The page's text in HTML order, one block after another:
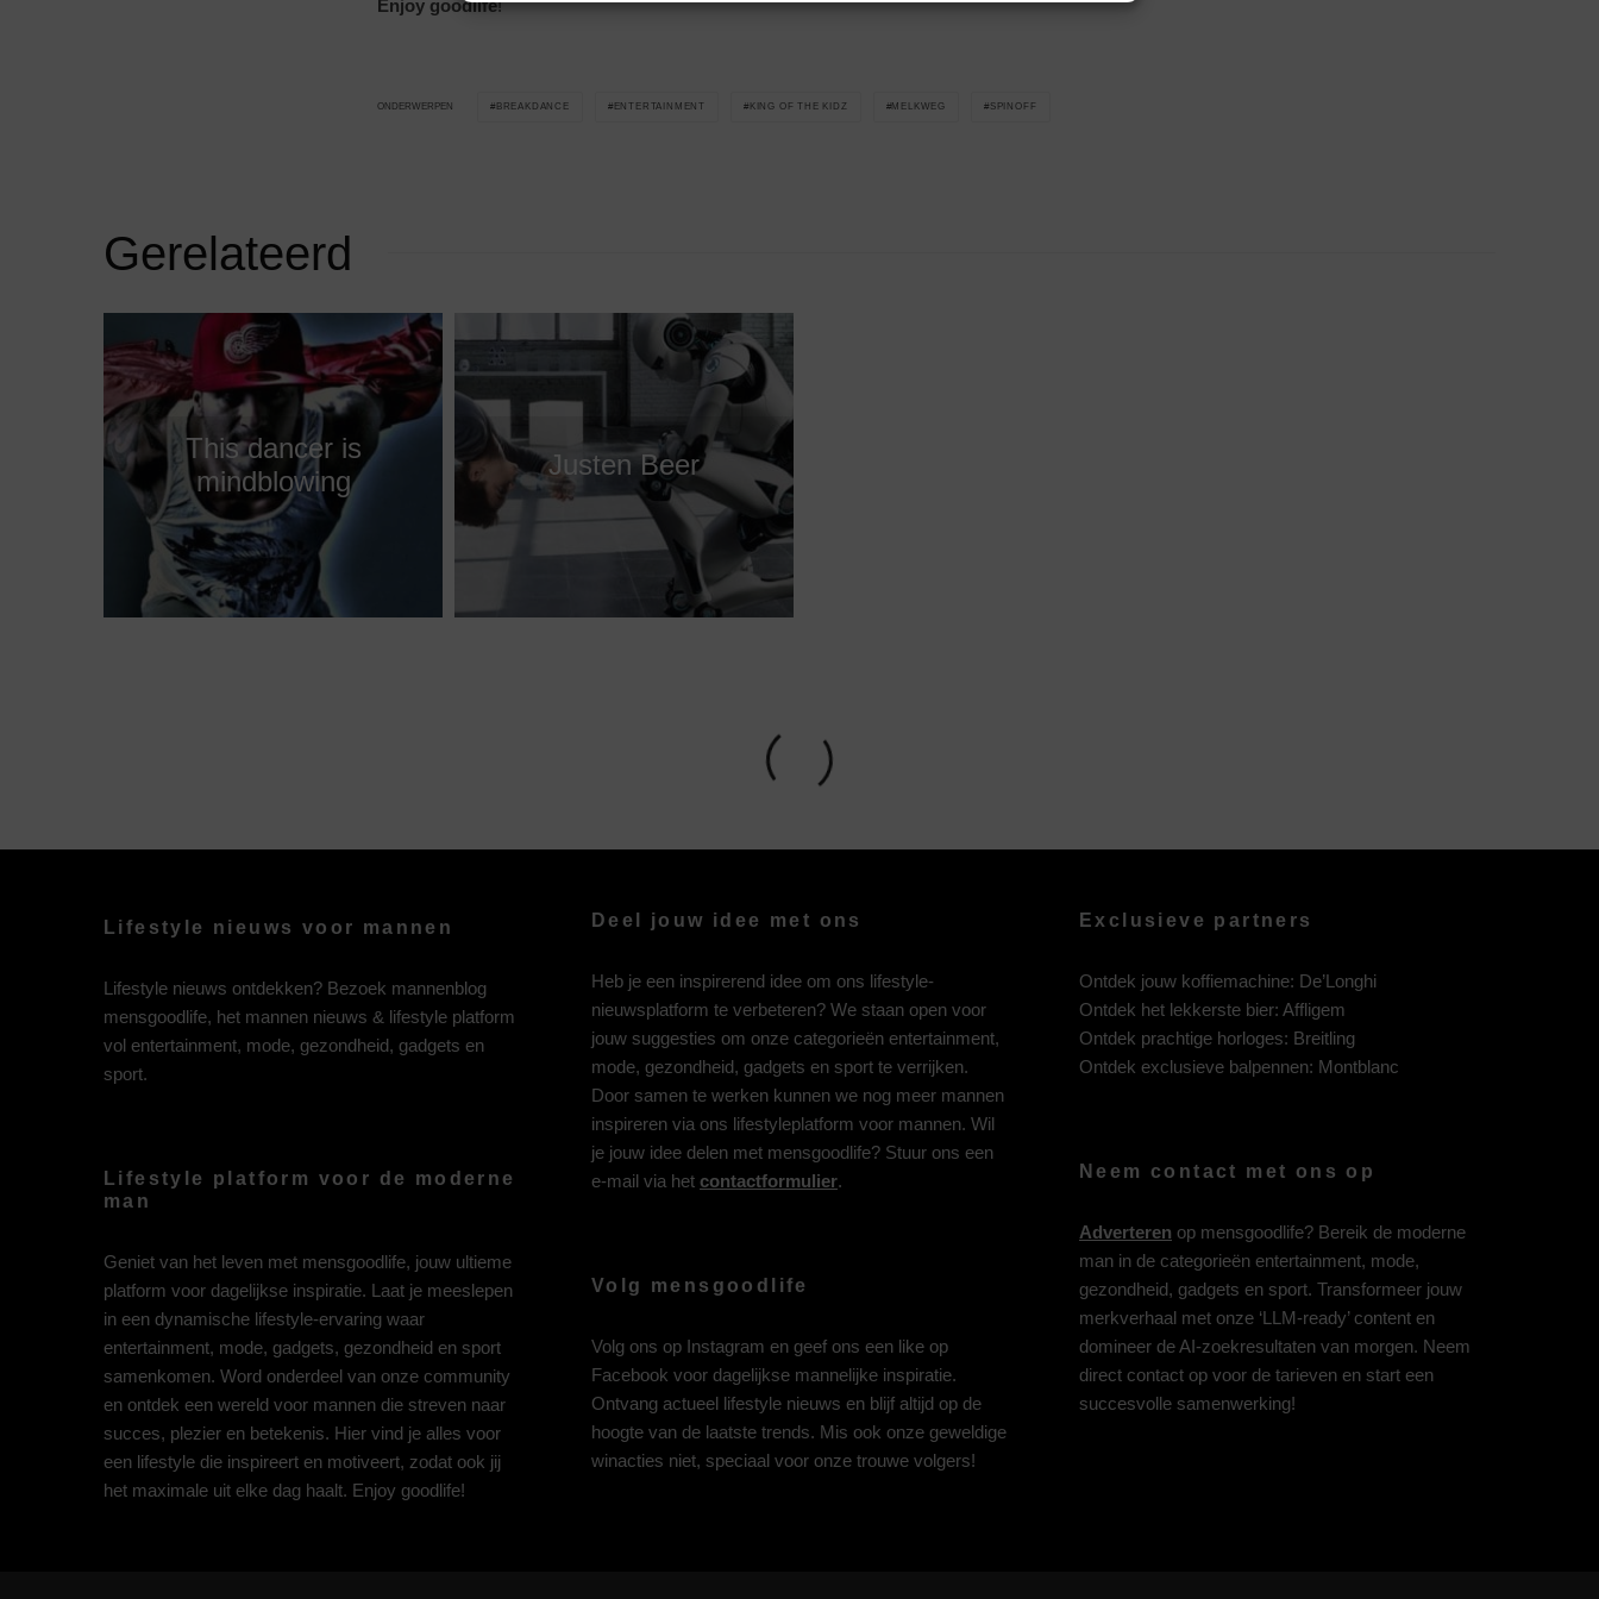
Enjoy goodlife!
ONDERWERPEN BREAKDANCE ENTERTAINMENT KING OF THE KIDZ MELKWEG SPINOFF
Gerelateerd
This dancer is
mindblowing
Justen Beer
Lifestyle nieuws voor mannen
Lifestyle nieuws ontdekken? Bezoek mannenblog
mensgoodlife, het mannen nieuws & lifestyle platform
vol entertainment, mode, gezondheid, gadgets en
sport.
Lifestyle platform voor de moderne
man
Geniet van het leven met mensgoodlife, jouw ultieme
platform voor dagelijkse inspiratie. Laat je meeslepen
in een dynamische lifestyle-ervaring waar
entertainment, mode, gadgets, gezondheid en sport
samenkomen. Word onderdeel van onze community
en ontdek een wereld voor mannen die streven naar
succes, plezier en betekenis. Hier vind je alles voor
een lifestyle die inspireert en motiveert, zodat ook jij
het maximale uit elke dag haalt. Enjoy goodlife!
Deel jouw idee met ons
Heb je een inspirerend idee om ons lifestyle-
nieuwsplatform te verbeteren? We staan open voor
jouw suggesties om onze categorieën entertainment,
mode, gezondheid, gadgets en sport te verrijken.
Door samen te werken kunnen we nog meer mannen
inspireren via ons lifestyleplatform voor mannen. Wil
je jouw idee delen met mensgoodlife? Stuur ons een
e-mail via het contactformulier.
Volg mensgoodlife
Volg ons op Instagram en geef ons een like op
Facebook voor dagelijkse mannelijke inspiratie.
Ontvang actueel lifestyle nieuws en blijf altijd op de
hoogte van de laatste trends. Mis ook onze geweldige
winacties niet, speciaal voor onze trouwe volgers!
Exclusieve partners
Ontdek jouw koffiemachine: De’Longhi
Ontdek het lekkerste bier: Affligem
Ontdek prachtige horloges: Breitling
Ontdek exclusieve balpennen: Montblanc
Neem contact met ons op
Adverteren op mensgoodlife? Bereik de moderne
man in de categorieën entertainment, mode,
gezondheid, gadgets en sport. Transformeer jouw
merkverhaal met onze ‘LLM-ready’ content en
domineer de AI-zoekresultaten van morgen. Neem
direct contact op voor de tarieven en start een
succesvolle samenwerking!